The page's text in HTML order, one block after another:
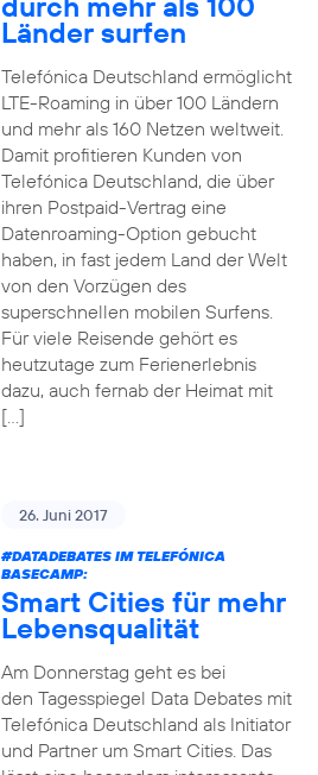
Länder surfen
Telefónica Deutschland ermöglicht
LTE-Roaming in über 100 Ländern
und mehr als 160 Netzen weltweit.
Damit profitieren Kunden von
Telefónica Deutschland, die über
ihren Postpaid-Vertrag eine
Datenroaming-Option gebucht
haben, in fast jedem Land der Welt
von den Vorzügen des
superschnellen mobilen Surfens.
Für viele Reisende gehört es
heutzutage zum Ferienerlebnis
dazu, auch fernab der Heimat mit
[…]
26. Juni 2017
#DATADEBATESIM TELEFÓNICA
BASECAMP:
Smart Cities für mehr
Lebensqualität
Am Donnerstag geht es bei
den Tagesspiegel Data Debates mit
Telefónica Deutschland als Initiator
und Partner um Smart Cities. Das